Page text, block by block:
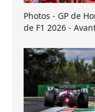
Photos - GP de
de F1 2026 -